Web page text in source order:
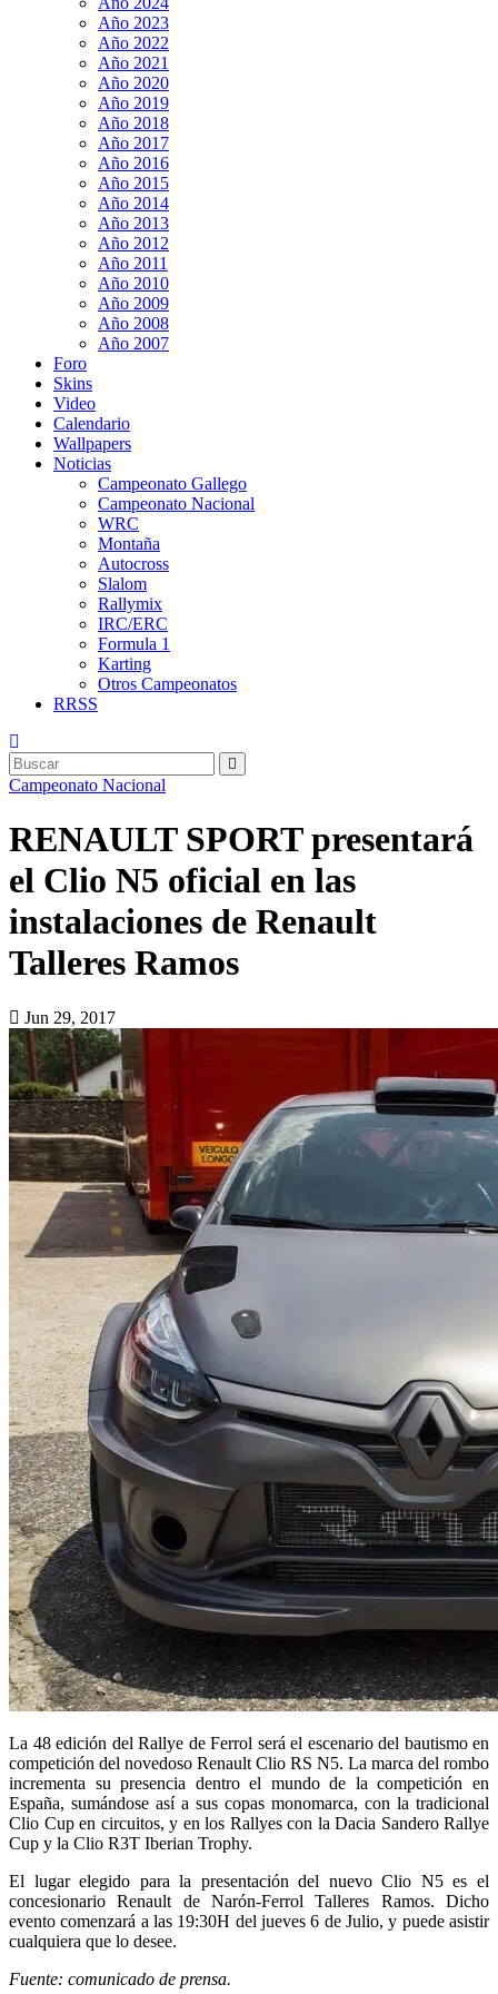
Año 2023
Año 2022
Año 2021
Año 2020
Año 2019
Año 2018
Año 2017
Año 2016
Año 2015
Año 2014
Año 2013
Año 2012
Año 2011
Año 2010
Año 2009
Año 2008
Año 2007
Foro
Skins
Video
Calendario
Wallpapers
Noticias
Campeonato Gallego
Campeonato Nacional
WRC
Montaña
Autocross
Slalom
Rallymix
IRC/ERC
Formula 1
Karting
Otros Campeonatos
RRSS
Campeonato Nacional
RENAULT SPORT presentará
el Clio N5 oficial en las
instalaciones de Renault
Talleres Ramos
Jun 29, 2017
La 48 edición del Rallye de Ferrol será el escenario del bautismo en
competición del novedoso Renault Clio RS N5. La marca del rombo
incrementa su presencia dentro el mundo de la competición en
España, sumándose así a sus copas monomarca, con la tradicional
Clio Cup en circuitos, y en los Rallyes con la Dacia Sandero Rallye
Cup y la Clio R3T Iberian Trophy.
El lugar elegido para la presentación del nuevo Clio N5 es el
concesionario Renault de Narón-Ferrol Talleres Ramos. Dicho
evento comenzará a las 19:30H del jueves 6 de Julio, y puede asistir
cualquiera que lo desee.
Fuente: comunicado de prensa.